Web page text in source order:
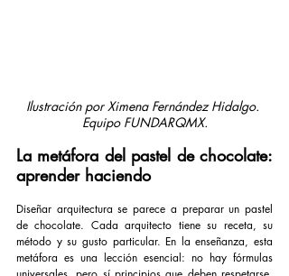
Ilustración por Ximena Fernández Hidalgo.
Equipo FUNDARQMX.
La metáfora del pastel de chocolate:
aprender haciendo
Diseñar arquitectura se parece a preparar un pastel
de chocolate. Cada arquitecto tiene su receta, su
método y su gusto particular. En la enseñanza, esta
metáfora es una lección esencial: no hay fórmulas